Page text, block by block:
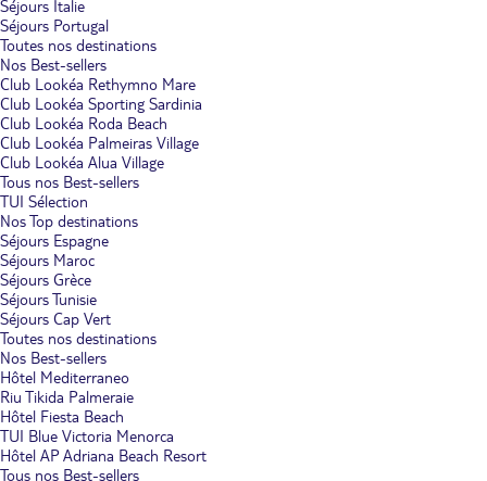
Séjours Italie
Séjours Portugal
Toutes nos destinations
Nos Best-sellers
Club Lookéa Rethymno Mare
Club Lookéa Sporting Sardinia
Club Lookéa Roda Beach
Club Lookéa Palmeiras Village
Club Lookéa Alua Village
Tous nos Best-sellers
TUI Sélection
Nos Top destinations
Séjours Espagne
Séjours Maroc
Séjours Grèce
Séjours Tunisie
Séjours Cap Vert
Toutes nos destinations
Nos Best-sellers
Hôtel Mediterraneo
Riu Tikida Palmeraie
Hôtel Fiesta Beach
TUI Blue Victoria Menorca
Hôtel AP Adriana Beach Resort
Tous nos Best-sellers